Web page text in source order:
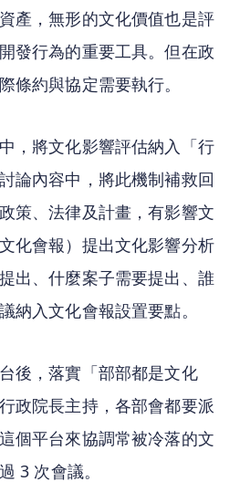
產，無形的文化價值也是評
發行為的重要工具。但在政
條約與協定需要執行。
，將文化影響評估納入「行
論內容中，將此機制補救回
策、法律及計畫，有影響文
化會報）提出文化影響分析
出、什麼案子需要提出、誰
納入文化會報設置要點。
後，落實「部部都是文化
政院長主持，各部會都要派
個平台來協調常被冷落的文
3 次會議。